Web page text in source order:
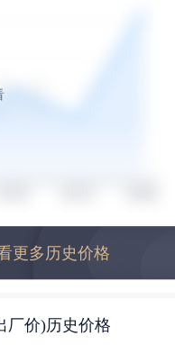
更多历史价格
厂价)历史价格